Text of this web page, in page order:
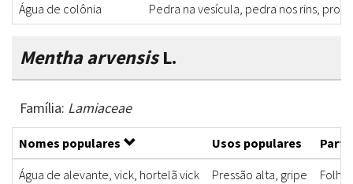
Água de colônia
Pedra na vesícula, pedra nos rins,
Mentha arvensisL.
Família: Lamiaceae
Nomes populares Usos populares
Água de alevante, vick, hortelã vick
Pressão alta, gripe
Folha